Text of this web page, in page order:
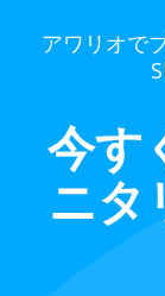
アワリオで
今す
ニタ